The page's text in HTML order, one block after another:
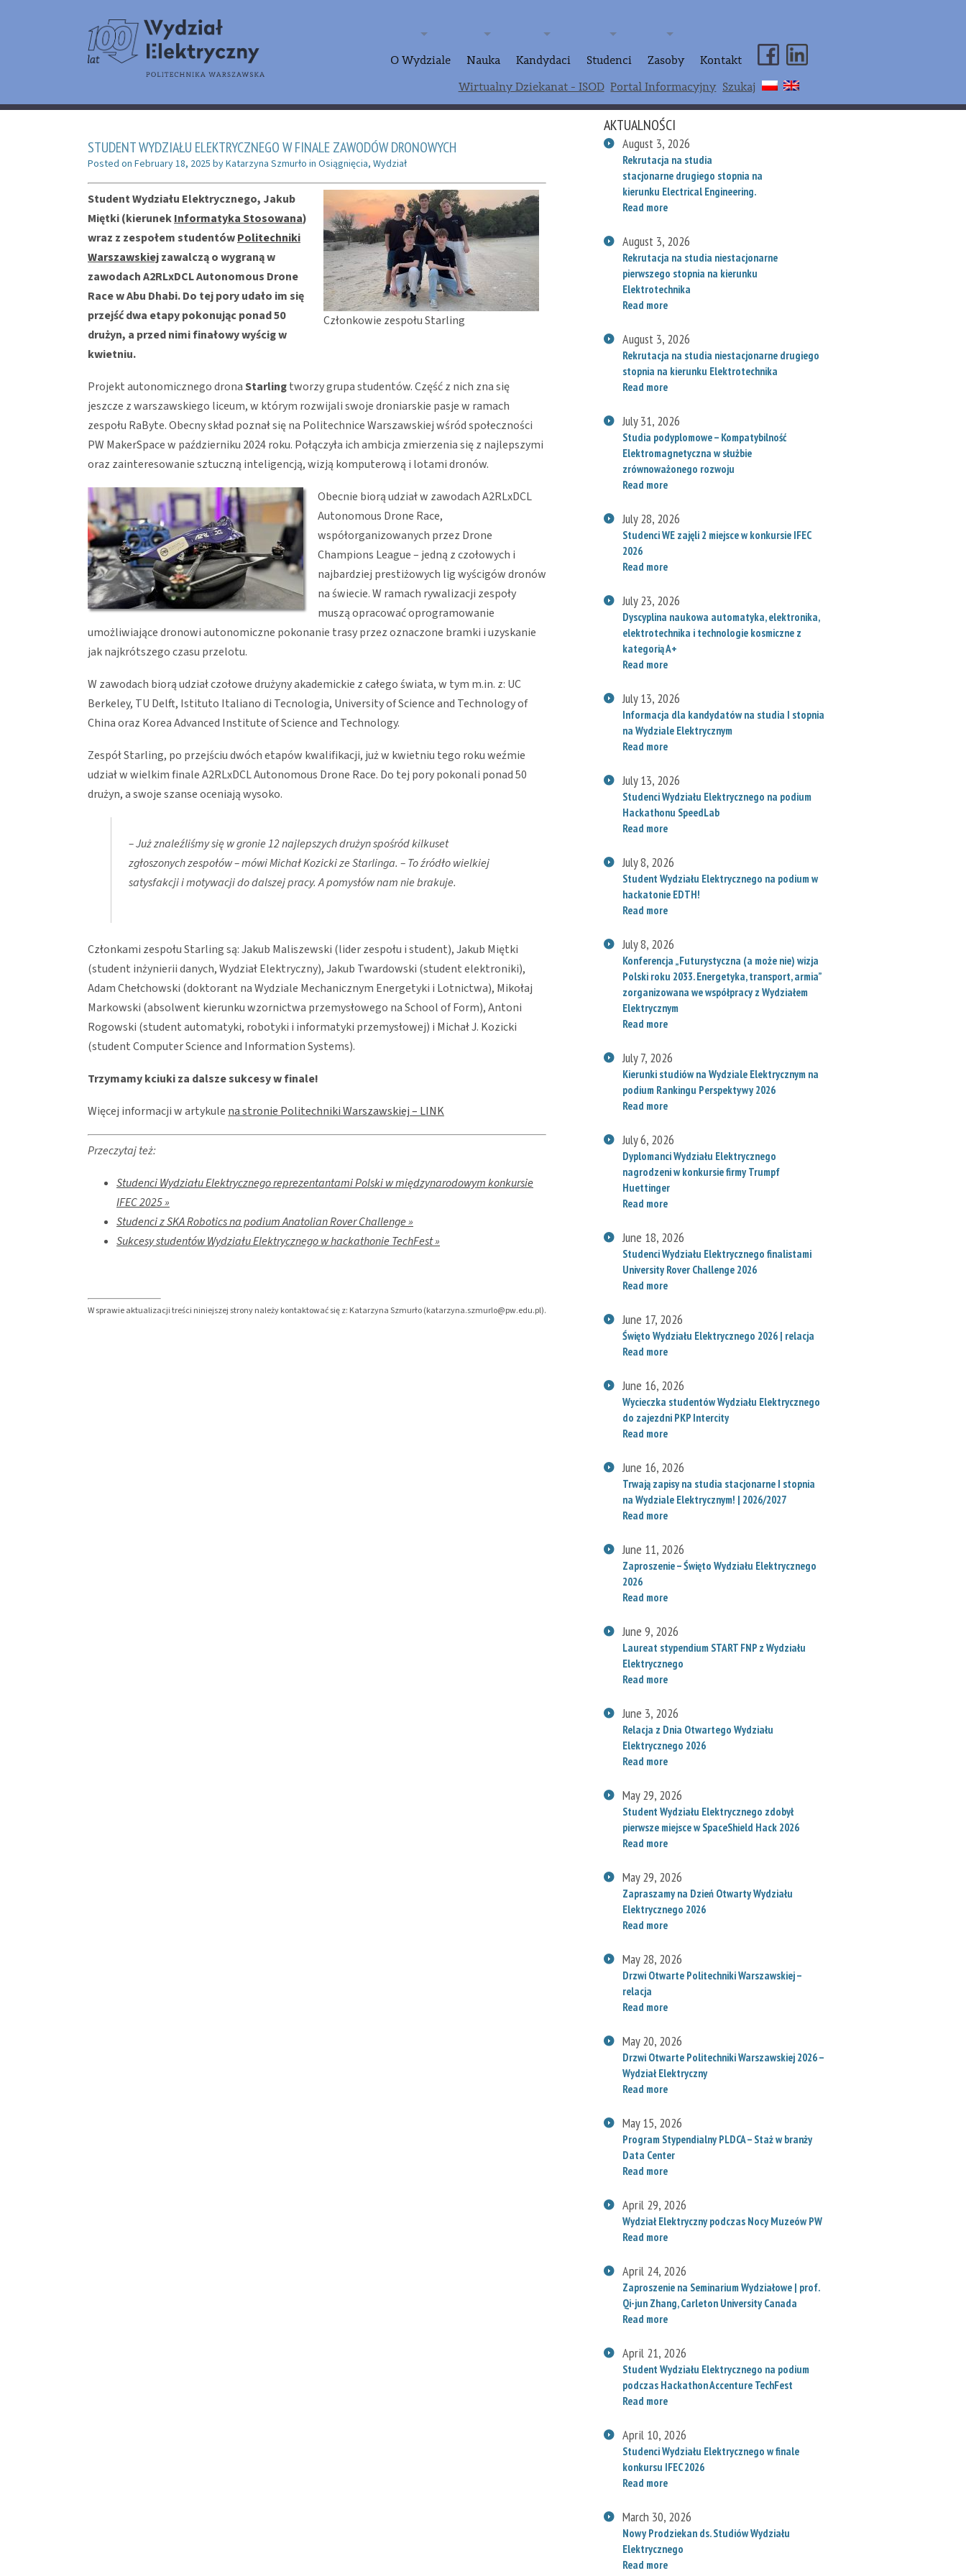
O Wydziale Nauka Kandydaci Studenci Zasoby
Kontakt
Wirtualny Dziekanat - ISOD Portal Informacyjny Szukaj
STUDENT WYDZIAŁU ELEKTRYCZNEGO W FINALE ZAWODÓW DRONOWYCH
Posted on February 18, 2025 byKatarzyna Szmurło in Osiągnięcia, Wydział
Członkowie zespołu Starling
Student Wydziału Elektrycznego, Jakub
Miętki (kierunekInformatyka Stosowana)
wraz z zespołem studentówPolitechniki
Warszawskiejzawalczą o wygraną w
zawodach A2RLxDCL Autonomous Drone
Race w Abu Dhabi. Do tej pory udało im się
przejść dwa etapy pokonując ponad 50
drużyn, a przed nimi finałowy wyścig w
kwietniu.
Projekt autonomicznego dronaStarlingtworzy grupa studentów. Część z nich zna się
jeszcze z warszawskiego liceum, w którym rozwijali swoje droniarskie pasje w ramach
zespołu RaByte. Obecny skład poznał się na Politechnice Warszawskiej wśród społeczności
PW MakerSpace w październiku 2024 roku. Połączyła ich ambicja zmierzenia się z najlepszymi
oraz zainteresowanie sztuczną inteligencją, wizją komputerową i lotami dronów.
Obecnie biorą udział w zawodach A2RLxDCL
Autonomous Drone Race,
współorganizowanych przez Drone
Champions League – jedną z czołowych i
najbardziej prestiżowych lig wyścigów dronów
na świecie. W ramach rywalizacji zespoły
muszą opracować oprogramowanie
umożliwiające dronowi autonomiczne pokonanie trasy przez oznaczone bramki i uzyskanie
jak najkrótszego czasu przelotu.
W zawodach biorą udział czołowe drużyny akademickie z całego świata, w tym m.in. z: UC
Berkeley, TU Delft, Istituto Italiano di Tecnologia, University of Science and Technology of
China oraz Korea Advanced Institute of Science and Technology.
Zespół Starling, po przejściu dwóch etapów kwalifikacji, już w kwietniu tego roku weźmie
udział w wielkim finale A2RLxDCL Autonomous Drone Race. Do tej pory pokonali ponad 50
drużyn, a swoje szanse oceniają wysoko.
– Już znaleźliśmy się w gronie 12 najlepszych drużyn spośród kilkuset
zgłoszonych zespołów – mówi Michał Kozicki ze Starlinga. – To źródło wielkiej
satysfakcji i motywacji do dalszej pracy. A pomysłów nam nie brakuje.
Członkami zespołu Starling są: Jakub Maliszewski (lider zespołu i student), Jakub Miętki
(student inżynierii danych, Wydział Elektryczny), Jakub Twardowski (student elektroniki),
Adam Chełchowski (doktorant na Wydziale Mechanicznym Energetyki i Lotnictwa), Mikołaj
Markowski (absolwent kierunku wzornictwa przemysłowego na School of Form), Antoni
Rogowski (student automatyki, robotyki i informatyki przemysłowej) i Michał J. Kozicki
(student Computer Science and Information Systems).
Trzymamy kciuki za dalsze sukcesy w finale!
Więcej informacji w artykule na stronie Politechniki Warszawskiej – LINK
Przeczytaj też:
Studenci Wydziału Elektrycznego reprezentantami Polski w międzynarodowym konkursie
IFEC 2025 »
Studenci z SKA Robotics na podium Anatolian Rover Challenge »
Sukcesy studentów Wydziału Elektrycznego w hackathonie TechFest »
W sprawie aktualizacji treści niniejszej strony należy kontaktować się z: Katarzyna Szmurło (katarzyna.szmurlo@pw.edu.pl).
AKTUALNOŚCI
August 3, 2026
Rekrutacja na studia
stacjonarne drugiego stopnia na
kierunku Electrical Engineering.
Read more
August 3, 2026
Rekrutacja na studia niestacjonarne
pierwszego stopnia na kierunku
Elektrotechnika
Read more
August 3, 2026
Rekrutacja na studia niestacjonarne drugiego
stopnia na kierunku Elektrotechnika
Read more
July 31, 2026
Studia podyplomowe – Kompatybilność
Elektromagnetyczna w służbie
zrównoważonego rozwoju
Read more
July 28, 2026
Studenci WE zajęli 2 miejsce w konkursie IFEC
2026
Read more
July 23, 2026
Dyscyplina naukowa automatyka, elektronika,
elektrotechnika i technologie kosmiczne z
kategorią A+
Read more
July 13, 2026
Informacja dla kandydatów na studia I stopnia
na Wydziale Elektrycznym
Read more
July 13, 2026
Studenci Wydziału Elektrycznego na podium
Hackathonu SpeedLab
Read more
July 8, 2026
Student Wydziału Elektrycznego na podium w
hackatonie EDTH!
Read more
July 8, 2026
Konferencja „Futurystyczna (a może nie) wizja
Polski roku 2033. Energetyka, transport, armia”
zorganizowana we współpracy z Wydziałem
Elektrycznym
Read more
July 7, 2026
Kierunki studiów na Wydziale Elektrycznym na
podium Rankingu Perspektywy 2026
Read more
July 6, 2026
Dyplomanci Wydziału Elektrycznego
nagrodzeni w konkursie firmy Trumpf
Huettinger
Read more
June 18, 2026
Studenci Wydziału Elektrycznego finalistami
University Rover Challenge 2026
Read more
June 17, 2026
Święto Wydziału Elektrycznego 2026 | relacja
Read more
June 16, 2026
Wycieczka studentów Wydziału Elektrycznego
do zajezdni PKP Intercity
Read more
June 16, 2026
Trwają zapisy na studia stacjonarne I stopnia
na Wydziale Elektrycznym! | 2026/2027
Read more
June 11, 2026
Zaproszenie – Święto Wydziału Elektrycznego
2026
Read more
June 9, 2026
Laureat stypendium START FNP z Wydziału
Elektrycznego
Read more
June 3, 2026
Relacja z Dnia Otwartego Wydziału
Elektrycznego 2026
Read more
May 29, 2026
Student Wydziału Elektrycznego zdobył
pierwsze miejsce w SpaceShield Hack 2026
Read more
May 29, 2026
Zapraszamy na Dzień Otwarty Wydziału
Elektrycznego 2026
Read more
May 28, 2026
Drzwi Otwarte Politechniki Warszawskiej –
relacja
Read more
May 20, 2026
Drzwi Otwarte Politechniki Warszawskiej 2026 –
Wydział Elektryczny
Read more
May 15, 2026
Program Stypendialny PLDCA – Staż w branży
Data Center
Read more
April 29, 2026
Wydział Elektryczny podczas Nocy Muzeów PW
Read more
April 24, 2026
Zaproszenie na Seminarium Wydziałowe | prof.
Qi-jun Zhang, Carleton University Canada
Read more
April 21, 2026
Student Wydziału Elektrycznego na podium
podczas Hackathon Accenture TechFest
Read more
April 10, 2026
Studenci Wydziału Elektrycznego w finale
konkursu IFEC 2026
Read more
March 30, 2026
Nowy Prodziekan ds. Studiów Wydziału
Elektrycznego
Read more